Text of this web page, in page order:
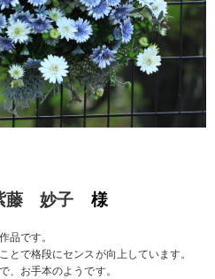
藤 妙子 様
品です。
とで格段にセンスが向上しています。
、お手本のようです。